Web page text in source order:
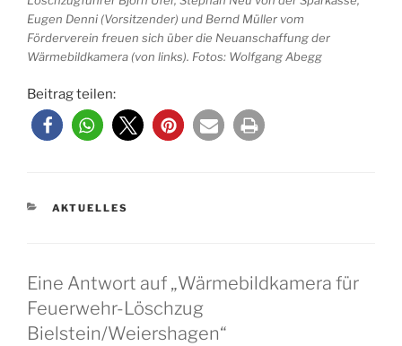
Eugen Denni (Vorsitzender) und Bernd Müller vom
Förderverein freuen sich über die Neuanschaffung der
Wärmebildkamera (von links). Fotos: Wolfgang Abegg
Beitrag teilen:
KATEGORIEN
AKTUELLES
Eine Antwort auf „Wärmebildkamera für
Feuerwehr-Löschzug
Bielstein/Weiershagen“